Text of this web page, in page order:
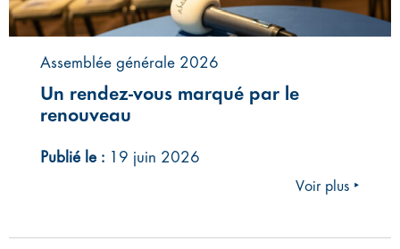
Assemblée générale 2026
Un rendez-vous marqué par le
renouveau
Publié le : 19 juin 2026
Voir plus ‣